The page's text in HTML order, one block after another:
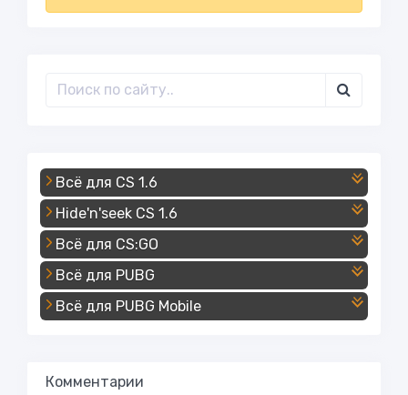
Всё для CS 1.6
Hide'n'seek CS 1.6
Всё для CS:GO
Всё для PUBG
Всё для PUBG Mobile
Комментарии